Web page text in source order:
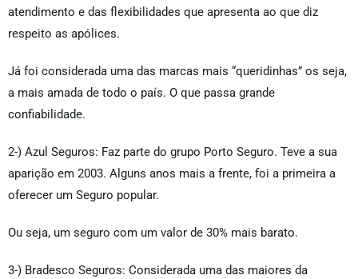
atendimento e das flexibilidades que apresenta ao que diz
respeito as apólices.
Já foi considerada uma das marcas mais “queridinhas” os seja,
a mais amada de todo o país. O que passa grande
confiabilidade.
2-) Azul Seguros: Faz parte do grupo Porto Seguro. Teve a sua
aparição em 2003. Alguns anos mais a frente, foi a primeira a
oferecer um Seguro popular.
Ou seja, um seguro com um valor de 30% mais barato.
3-) Bradesco Seguros: Considerada uma das maiores da